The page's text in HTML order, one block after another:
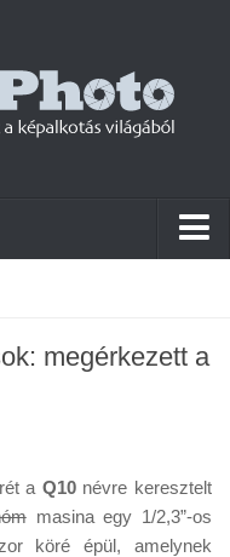
megérkezett a
a Q10névre keresztelt
masina egy 1/2,3”-os
köré épül, amelynek